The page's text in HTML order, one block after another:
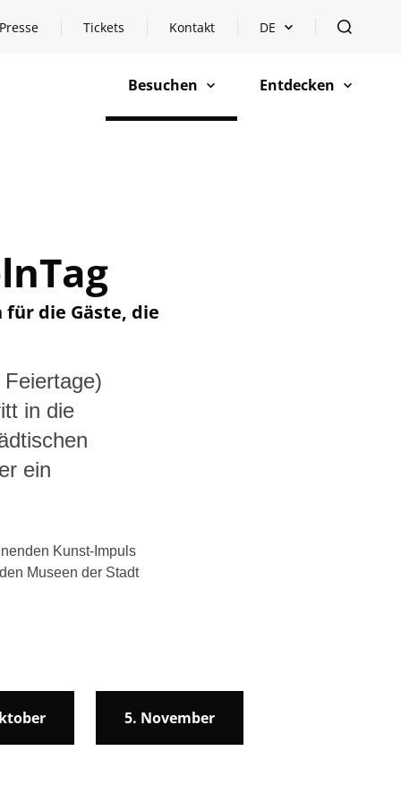
Presse Tickets Kontakt Sprachauswahl öffnen
DE öffnen
Besuchen
öffnen Entdecken
öffnen
für die Gäste, die
in die
ein
Kunst-Impuls
Museen der Stadt
5. November